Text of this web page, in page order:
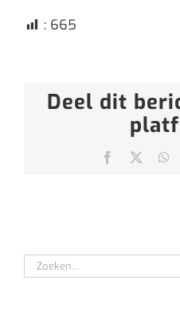
: 665
Deel dit
Facebook
Zoeken
naar: